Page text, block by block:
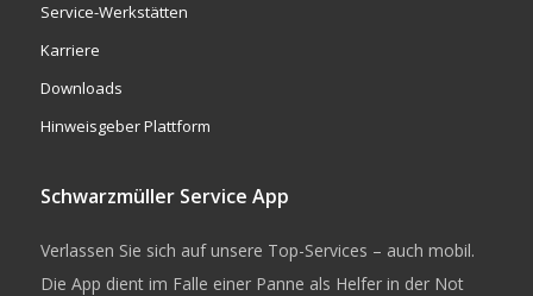
Service-Werkstätten
Karriere
Downloads
Hinweisgeber Plattform
Schwarzmüller Service App
Verlassen Sie sich auf unsere Top-Services – auch mobil.
Die App dient im Falle einer Panne als Helfer in der Not